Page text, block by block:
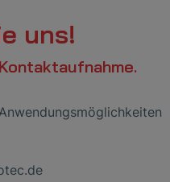
uns!
.de